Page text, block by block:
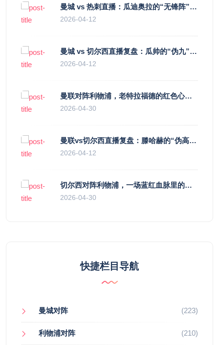
曼城 vs 热刺直播：瓜迪奥拉的“无锋阵”是天才设计还是自废武功？
2026-04-12
曼城 vs 切尔西直播复盘：瓜帅的“伪九”陷阱，如何绞杀蓝军的“三中卫”？
2026-04-12
曼联对阵利物浦，老特拉福德的红色心跳与蓝色暗涌
2026-04-30
曼联vs切尔西直播复盘：滕哈赫的“伪高位”与波切蒂诺的“无锋阵”，谁更拧巴？
2026-04-12
切尔西对阵利物浦，一场蓝红血脉里的恩怨与忠诚
2026-04-30
快捷栏目导航
曼城对阵 (223)
利物浦对阵 (210)